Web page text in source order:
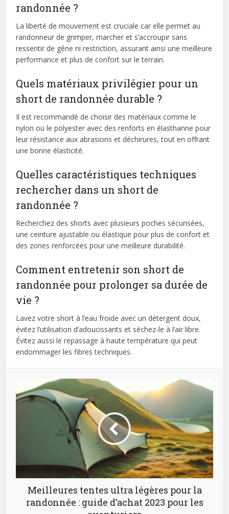
randonnée ?
La liberté de mouvement est cruciale car elle permet au
randonneur de grimper, marcher et s’accroupir sans
ressentir de gêne ni restriction, assurant ainsi une meilleure
performance et plus de confort sur le terrain.
Quels matériaux privilégier pour un
short de randonnée durable ?
Il est recommandé de choisir des matériaux comme le
nylon ou le polyester avec des renforts en élasthanne pour
leur résistance aux abrasions et déchirures, tout en offrant
une bonne élasticité.
Quelles caractéristiques techniques
rechercher dans un short de
randonnée ?
Recherchez des shorts avec plusieurs poches sécurisées,
une ceinture ajustable ou élastique pour plus de confort et
des zones renforcées pour une meilleure durabilité.
Comment entretenir son short de
randonnée pour prolonger sa durée de
vie ?
Lavez votre short à l’eau froide avec un détergent doux,
évitez l’utilisation d’adoucissants et séchez-le à l’air libre.
Évitez aussi le repassage à haute température qui peut
endommager les fibres techniques.
Meilleures tentes ultra légères pour la
randonnée : guide d’achat 2023 pour les